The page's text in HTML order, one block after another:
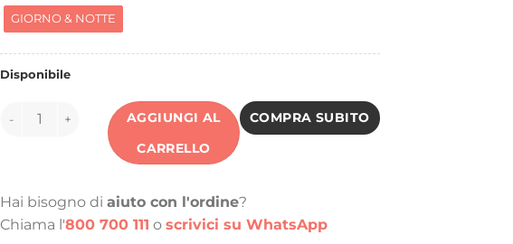
GIORNO & NOTTE
Disponibile
150759 quantità
AGGIUNGI AL
CARRELLO
COMPRA SUBITO
Hai bisogno di aiuto con l'ordine?
Chiama l'800 700 111 o scrivici su WhatsApp